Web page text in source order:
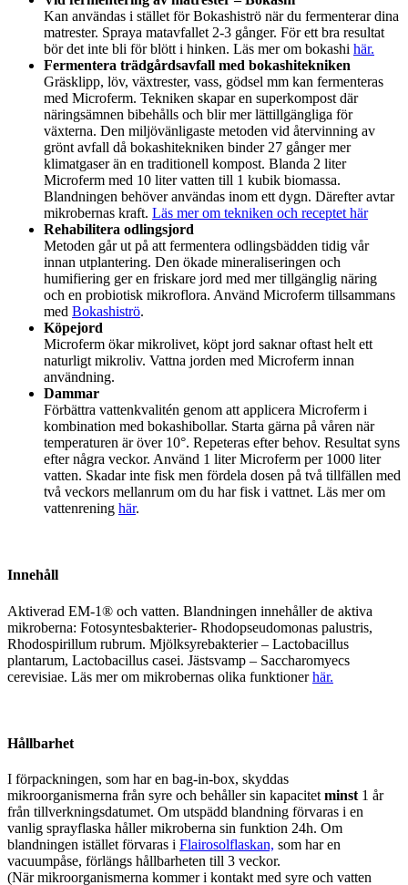
Kan användas i stället för Bokashiströ när du fermenterar dina
matrester. Spraya matavfallet 2-3 gånger. För ett bra resultat
bör det inte bli för blött i hinken. Läs mer om bokashi här.
Fermentera trädgårdsavfall med bokashitekniken
Gräsklipp, löv, växtrester, vass, gödsel mm kan fermenteras
med Microferm. Tekniken skapar en superkompost där
näringsämnen bibehålls och blir mer lättillgängliga för
växterna. Den miljövänligaste metoden vid återvinning av
grönt avfall då bokashitekniken binder 27 gånger mer
klimatgaser än en traditionell kompost. Blanda 2 liter
Microferm med 10 liter vatten till 1 kubik biomassa.
Blandningen behöver användas inom ett dygn. Därefter avtar
mikrobernas kraft. Läs mer om tekniken och receptet här
Rehabilitera odlingsjord
Metoden går ut på att fermentera odlingsbädden tidig vår
innan utplantering. Den ökade mineraliseringen och
humifiering ger en friskare jord med mer tillgänglig näring
och en probiotisk mikroflora. Använd Microferm tillsammans
med Bokashiströ.
Köpejord
Microferm ökar mikrolivet, köpt jord saknar oftast helt ett
naturligt mikroliv. Vattna jorden med Microferm innan
användning.
Dammar
Förbättra vattenkvalitén genom att applicera Microferm i
kombination med bokashibollar. Starta gärna på våren när
temperaturen är över 10°. Repeteras efter behov. Resultat syns
efter några veckor. Använd 1 liter Microferm per 1000 liter
vatten. Skadar inte fisk men fördela dosen på två tillfällen med
två veckors mellanrum om du har fisk i vattnet. Läs mer om
vattenrening här.
Innehåll
Aktiverad EM-1® och vatten. Blandningen innehåller de aktiva
mikroberna: Fotosyntesbakterier- Rhodopseudomonas palustris,
Rhodospirillum rubrum. Mjölksyrebakterier – Lactobacillus
plantarum, Lactobacillus casei. Jästsvamp – Saccharomyecs
cerevisiae. Läs mer om mikrobernas olika funktionerhär.
Hållbarhet
I förpackningen, som har en bag-in-box, skyddas
mikroorganismerna från syre och behåller sin kapacitet minst 1 år
från tillverkningsdatumet. Om utspädd blandning förvaras i en
vanlig sprayflaska håller mikroberna sin funktion 24h. Om
blandningen istället förvaras i Flairosolflaskan, som har en
vacuumpåse, förlängs hållbarheten till 3 veckor.
(När mikroorganismerna kommer i kontakt med syre och vatten